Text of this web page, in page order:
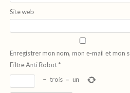
Site web
Enregistrer mon nom, mon e-mail et mon
Filtre Anti Robot*
− trois = un